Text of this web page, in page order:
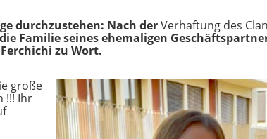
durchzustehen: Nach derVerhaftung des
Familie seines ehemaligen
zu Wort.
große
!!! Ihr